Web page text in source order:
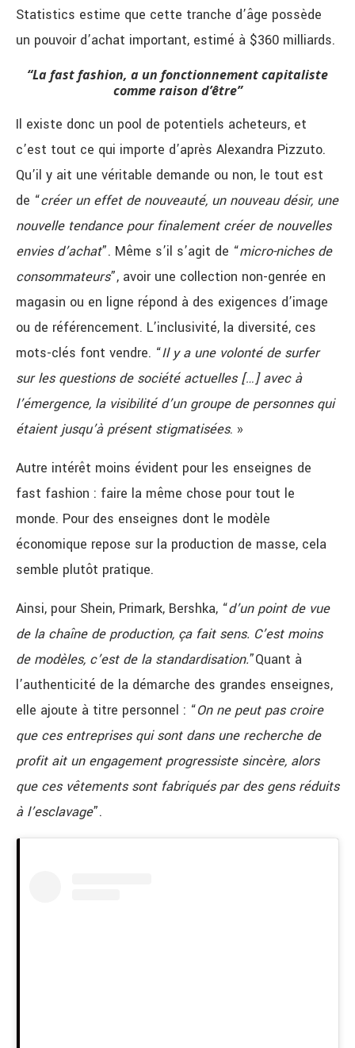
Statistics estime que cette tranche d’âge possède
un pouvoir d’achat important, estimé à $360 milliards.
“La fast fashion, a un fonctionnement capitaliste
comme raison d’être”
Il existe donc un pool de potentiels acheteurs, et
c’est tout ce qui importe d’après Alexandra Pizzuto.
Qu’il y ait une véritable demande ou non, le tout est
de “créer un effet de nouveauté, un nouveau désir, une
nouvelle tendance pour finalement créer de nouvelles
envies d’achat”. Même s’il s’agit de “micro-niches de
consommateurs”, avoir une collection non-genrée en
magasin ou en ligne répond à des exigences d’image
ou de référencement. L’inclusivité, la diversité, ces
mots-clés font vendre. “Il y a une volonté de surfer
sur les questions de société actuelles […] avec à
l’émergence, la visibilité d’un groupe de personnes qui
étaient jusqu’à présent stigmatisées. »
Autre intérêt moins évident pour les enseignes de
fast fashion : faire la même chose pour tout le
monde. Pour des enseignes dont le modèle
économique repose sur la production de masse, cela
semble plutôt pratique.
Ainsi, pour Shein, Primark, Bershka, “d’un point de vue
de la chaîne de production, ça fait sens. C’est moins
de modèles, c’est de la standardisation.”Quant à
l’authenticité de la démarche des grandes enseignes,
elle ajoute à titre personnel : “On ne peut pas croire
que ces entreprises qui sont dans une recherche de
profit ait un engagement progressiste sincère, alors
que ces vêtements sont fabriqués par des gens réduits
à l’esclavage”.